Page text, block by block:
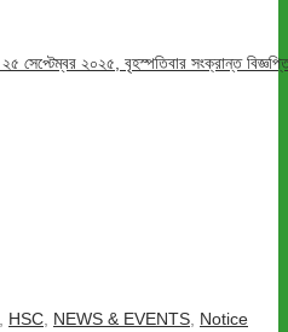
HSC NEWS & EVENTS Notice